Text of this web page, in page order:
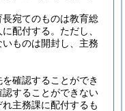
宛てのものは教育総
配付する。ただし、
ものは開封し、主務
確認することができ
することができない
主務課に配付するも